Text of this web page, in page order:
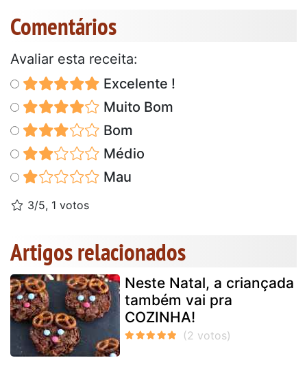
Comentários
Avaliar esta receita:
Excelente !
Muito Bom
Bom
Médio
Mau
3/5, 1 votos
Artigos relacionados
Neste Natal, a criançada
também vai pra
COZINHA!